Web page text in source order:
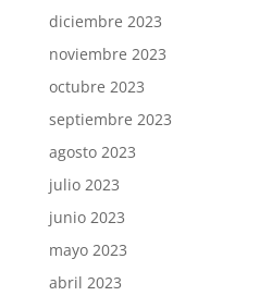
diciembre 2023
noviembre 2023
octubre 2023
septiembre 2023
agosto 2023
julio 2023
junio 2023
mayo 2023
abril 2023